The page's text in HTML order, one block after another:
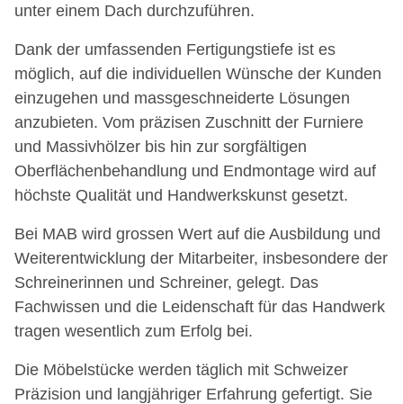
unter einem Dach durchzuführen.
Dank der umfassenden Fertigungstiefe ist es
möglich, auf die individuellen Wünsche der Kunden
einzugehen und massgeschneiderte Lösungen
anzubieten. Vom präzisen Zuschnitt der Furniere
und Massivhölzer bis hin zur sorgfältigen
Oberflächenbehandlung und Endmontage wird auf
höchste Qualität und Handwerkskunst gesetzt.
Bei MAB wird grossen Wert auf die Ausbildung und
Weiterentwicklung der Mitarbeiter, insbesondere der
Schreinerinnen und Schreiner, gelegt. Das
Fachwissen und die Leidenschaft für das Handwerk
tragen wesentlich zum Erfolg bei.
Die Möbelstücke werden täglich mit Schweizer
Präzision und langjähriger Erfahrung gefertigt. Sie